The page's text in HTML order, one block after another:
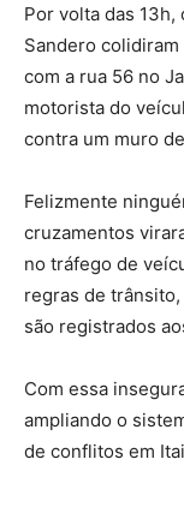
Por volta das 13h,
Sandero
com a rua 56 no
motorista do
contra um muro
Felizmente
cruzamentos
no tráfego de
regras de
são registrados
Com essa
ampliando o
de conflitos em